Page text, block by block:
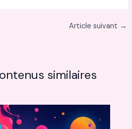
Article suivant →
similaires